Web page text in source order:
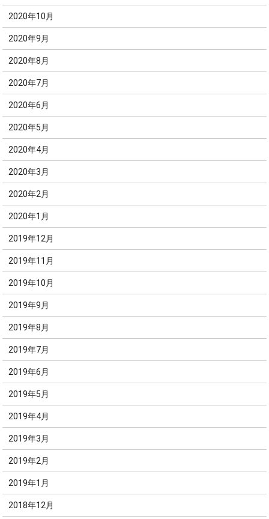
2020年10月
2020年9月
2020年8月
2020年7月
2020年6月
2020年5月
2020年4月
2020年3月
2020年2月
2020年1月
2019年12月
2019年11月
2019年10月
2019年9月
2019年8月
2019年7月
2019年6月
2019年5月
2019年4月
2019年3月
2019年2月
2019年1月
2018年12月